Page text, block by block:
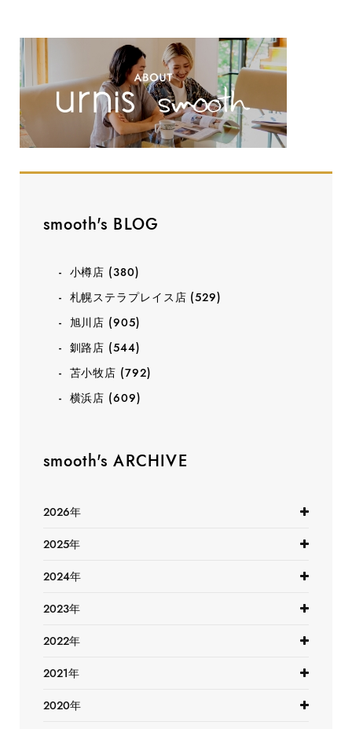
smooth's BLOG
小樽店 (380)
札幌ステラプレイス店 (529)
旭川店 (905)
釧路店 (544)
苫小牧店 (792)
横浜店 (609)
smooth's ARCHIVE
2026年
2025年
2024年
2023年
2022年
2021年
2020年